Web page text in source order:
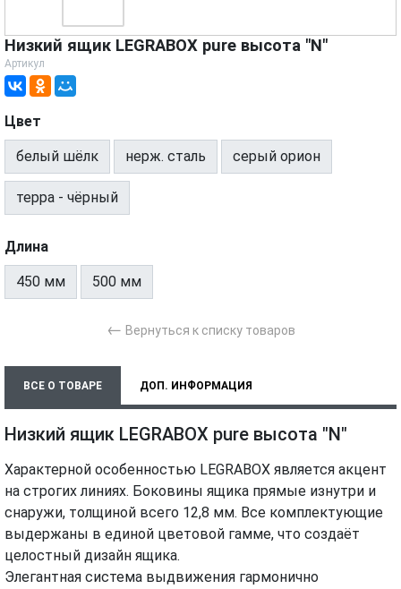
Низкий ящик LEGRABOX pure высота "N"
Артикул
Цвет
белый шёлк нерж. сталь серый орион
терра - чёрный
Длина
450 мм 500 мм
← Вернуться к списку товаров
ВСЕ О ТОВАРЕ ДОП. ИНФОРМАЦИЯ
Низкий ящик LEGRABOX pure высота "N"
Характерной особенностью LEGRABOX является акцент
на строгих линиях. Боковины ящика прямые изнутри и
снаружи, толщиной всего 12,8 мм. Все комплектующие
выдержаны в единой цветовой гамме, что создаёт
целостный дизайн ящика.
Элегантная система выдвижения гармонично